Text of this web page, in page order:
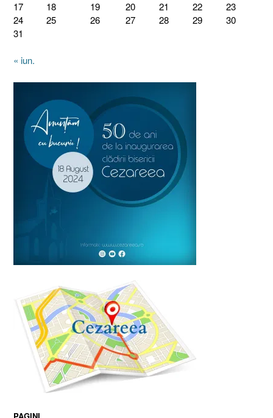
17
18 19 20 21 22
23
24
25 26 27 28 29
30
31
« iun.